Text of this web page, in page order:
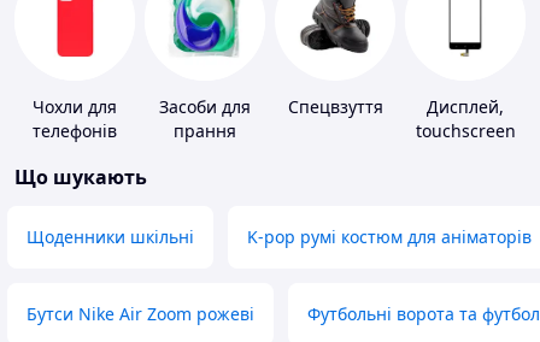
Чохли для
телефонів
Засоби для
прання
Спецвзуття
Дисплей,
touchscreen
Що шукають
Щоденники шкільні K-pop румі костюм для аніматорів
Бутси Nike Air Zoom рожеві Футбольні ворота та